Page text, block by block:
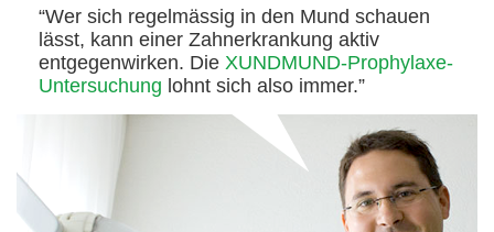
“Wer sich regelmässig in den Mund schauen
lässt, kann einer Zahnerkrankung aktiv
entgegenwirken. Die XUNDMUND-Prophylaxe-
Untersuchung lohnt sich also immer.”